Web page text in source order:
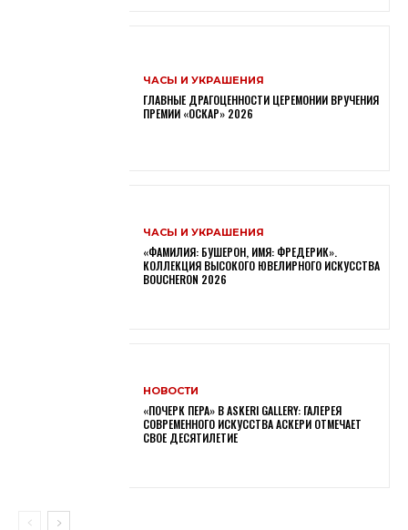
ЧАСЫ И УКРАШЕНИЯ
ГЛАВНЫЕ ДРАГОЦЕННОСТИ ЦЕРЕМОНИИ ВРУЧЕНИЯ
ПРЕМИИ «ОСКАР» 2026
ЧАСЫ И УКРАШЕНИЯ
«ФАМИЛИЯ: БУШЕРОН, ИМЯ: ФРЕДЕРИК».
КОЛЛЕКЦИЯ ВЫСОКОГО ЮВЕЛИРНОГО ИСКУССТВА
BOUCHERON 2026
НОВОСТИ
«ПОЧЕРК ПЕРА» В ASKERI GALLERY: ГАЛЕРЕЯ
СОВРЕМЕННОГО ИСКУССТВА АСКЕРИ ОТМЕЧАЕТ
СВОЕ ДЕСЯТИЛЕТИЕ